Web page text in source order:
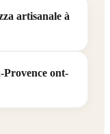
artisanale à
ont-